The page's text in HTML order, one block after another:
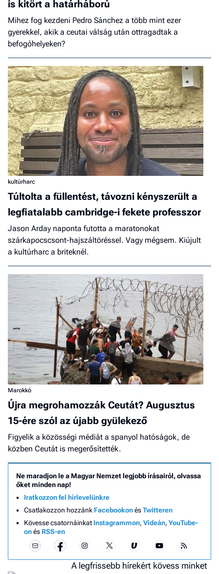
is kitört a határháború
Mihez fog kezdeni Pedro Sánchez a több mint ezer
gyerekkel, akik a ceutai válság után ottragadtak a
befogóhelyeken?
kultúrharc
Túltolta a füllentést, távozni kényszerült a
legfiatalabb cambridge-i fekete professzor
Jason Arday naponta futotta a maratonokat
szárkapocscsont-hajszáltöréssel. Vagy mégsem. Kiújult
a kultúrharc a briteknél.
Marokkó
Újra megrohamozzák Ceutát? Augusztus
15-ére szól az újabb gyülekező
Figyelik a közösségi médiát a spanyol hatóságok, de
közben Ceutát is megerősítették.
Ne maradjon le a Magyar Nemzet legjobb írásairól, olvassa
őket minden nap!
Iratkozzon fel hírlevelünkre
Csatlakozzon hozzánk FacebookonésTwitteren
Kövesse csatornáinkat Instagrammon, Videán, YouTube-
onés RSS-en
A legfrissebb hírekért kövess minket